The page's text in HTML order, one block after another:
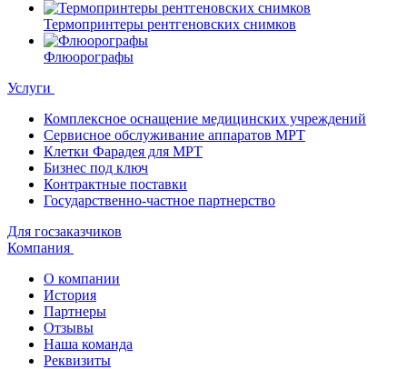
Термопринтеры рентгеновских снимков
Флюорографы
Услуги
Комплексное оснащение медицинских учреждений
Сервисное обслуживание аппаратов МРТ
Клетки Фарадея для МРТ
Бизнес под ключ
Контрактные поставки
Государственно-частное партнерство
Для госзаказчиков
Компания
О компании
История
Партнеры
Отзывы
Наша команда
Реквизиты